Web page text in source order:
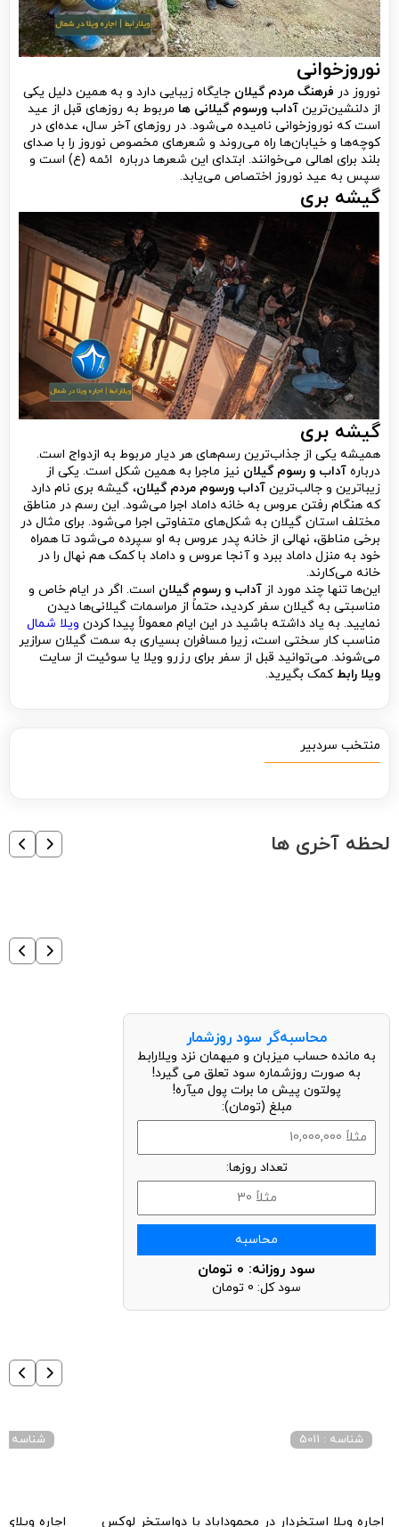
نوروزخوانی
نوروز در فرهنگ مردم گیلان جایگاه زیبایی دارد و به همین دلیل یکی
از دلنشین‌ترین آداب ورسوم گیلانی ها مربوط به روزهای قبل از عید
است که نوروزخوانی نامیده می‌شود. در روزهای آخر سال، عده‌ای در
کوچه‌ها و خیابان‌ها راه می‌روند و شعرهای مخصوص نوروز را با صدای
بلند برای اهالی می‌خوانند. ابتدای این شعرها درباره ائمه (ع) است و
سپس به عید نوروز اختصاص می‌یابد.
گیشه بری
گیشه بری
همیشه یکی از جذاب‌ترین رسم‌های هر دیار مربوط به ازدواج است.
درباره آداب و رسوم گیلان نیز ماجرا به همین شکل است. یکی از
زیباترین و جالب‌ترین آداب ورسوم مردم گیلان، گیشه بری نام دارد
که هنگام رفتن عروس به خانه داماد اجرا می‌شود. این رسم در مناطق
مختلف استان گیلان به شکل‌های متفاوتی اجرا می‌شود. برای مثال در
برخی مناطق، نهالی از خانه پدر عروس به او سپرده می‌شود تا همراه
خود به منزل داماد ببرد و آنجا عروس و داماد با کمک هم نهال را در
خانه می‌کارند.
این‌ها تنها چند مورد از آداب و رسوم گیلان است. اگر در ایام خاص و
مناسبتی به گیلان سفر کردید، حتماً از مراسمات گیلانی‌ها دیدن
نمایید. به یاد داشته باشید در این ایام معمولاً پیدا کردن ویلا شمال
مناسب کار سختی است، زیرا مسافران بسیاری به سمت گیلان سرازیر
می‌شوند. می‌توانید قبل از سفر برای رزرو ویلا یا سوئیت از سایت
ویلا رابط کمک بگیرید.
منتخب سردبیر
لحظه آخری ها
محاسبه‌گر سود روزشمار
به مانده حساب میزبان و میهمان نزد ویلارابط
به صورت روزشماره سود تعلق می گیرد!
پولتون پیش ما برات پول میآره!
مبلغ (تومان):
تعداد روزها:
محاسبه
سود روزانه: 0 تومان
سود کل: 0 تومان
اجاره ویلا استخردار در محموداباد با دواستخر لوکس
شناسه : 5011
اجاره
شناسه : 3022